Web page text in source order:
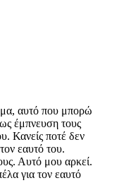
αυτό που μπορώ
ως έμπνευση τους
Κανείς ποτέ δεν
εαυτό του.
Αυτό μου αρκεί.
για τον εαυτό